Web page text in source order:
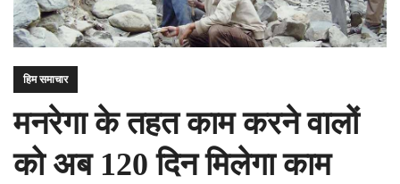
हिम समाचार
मनरेगा के तहत काम करने वालों
को अब 120 दिन मिलेगा काम